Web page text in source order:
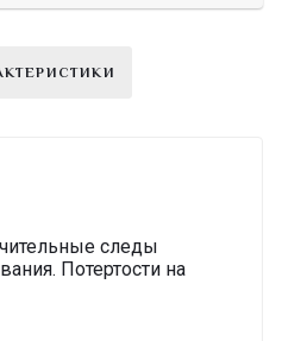
следы
Потертости на